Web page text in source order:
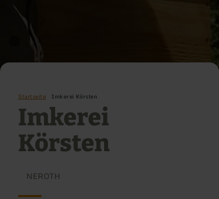
Startseite Imkerei Körsten
Imkerei
Körsten
NEROTH